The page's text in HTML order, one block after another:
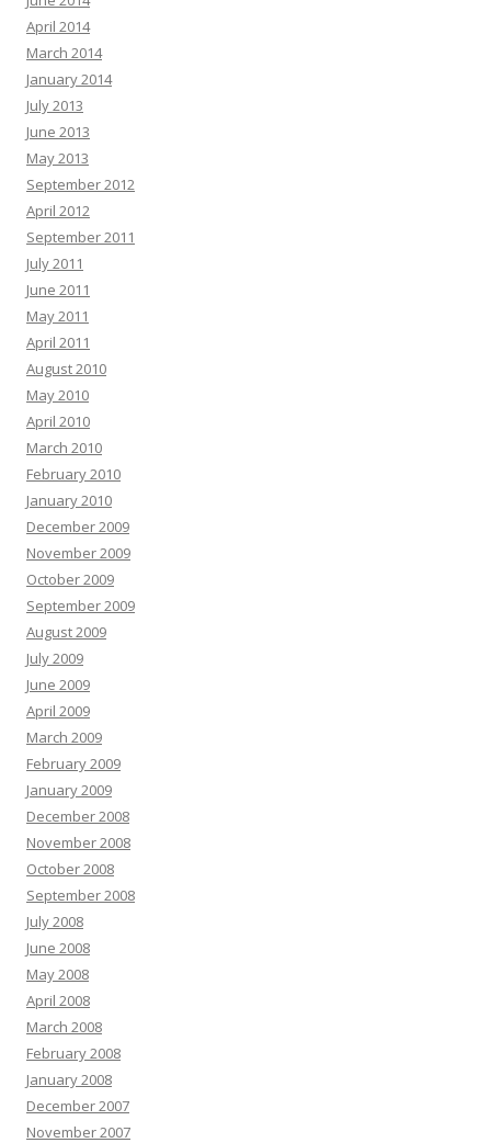
April 2014
March 2014
January 2014
July 2013
June 2013
May 2013
September 2012
April 2012
September 2011
July 2011
June 2011
May 2011
April 2011
August 2010
May 2010
April 2010
March 2010
February 2010
January 2010
December 2009
November 2009
October 2009
September 2009
August 2009
July 2009
June 2009
April 2009
March 2009
February 2009
January 2009
December 2008
November 2008
October 2008
September 2008
July 2008
June 2008
May 2008
April 2008
March 2008
February 2008
January 2008
December 2007
November 2007